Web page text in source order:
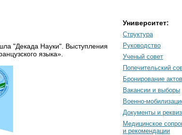
"Декада Науки". Выступления
языка».
Университет:
Структура
Руководство
Ученый совет
Попечительский
Бронирование
Вакансии и выборы
Военно-
Документы и
Медицинское
и рекомендации